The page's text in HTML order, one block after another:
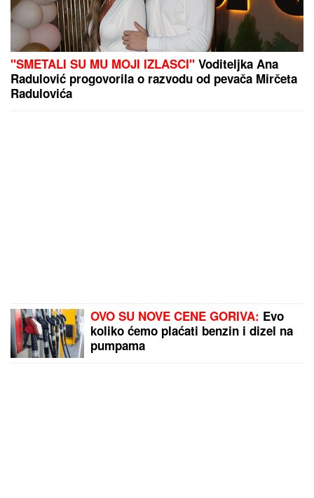
"SMETALI SU MU MOJI IZLASCI" Voditeljka Ana
Radulović progovorila o razvodu od pevača Mirčeta
Radulovića
OVO SU NOVE CENE GORIVA: Evo
koliko ćemo plaćati benzin i dizel na
pumpama